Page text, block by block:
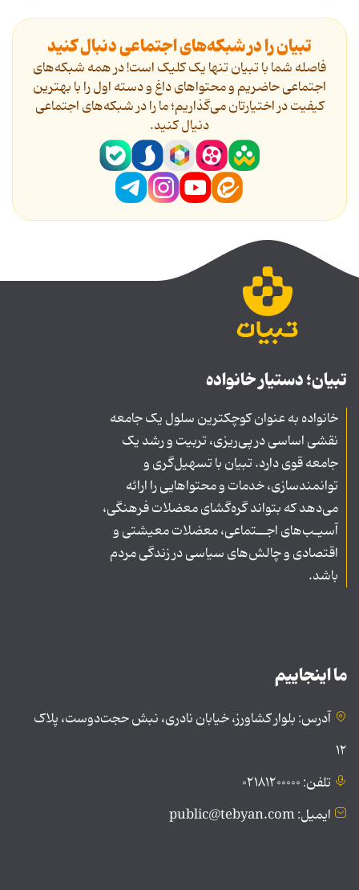
تبیان را در شبکه‌های اجتماعی دنبال کنید
فاصله شما با تبیان تنها یک کلیک است! در همه شبکه‌های
اجتماعی حاضریم و محتواهای داغ و دسته اول را با بهترین
کیفیت در اختیارتان می‌گذاریم؛ ما را در شبکه‌های اجتماعی
دنیال کنید.
تبیان؛ دستیار خانواده
خانواده به عنوان کوچکترین سلول یک جامعه
نقشی اساسی در پی‌ریزی، تربیت و رشد یک
جامعه قوی دارد. تبیان با تسهیل‌گری و
توانمندسازی، خدمات و محتواهایی را ارائه
می‌دهد که بتواند گره‌گشای معضلات فرهنگی،
آسیـب‌های اجــتماعی، معضلات معیشتی و
اقتصادی و چالش‌های سیاسی در زندگی مردم
باشد.
ما اینجاییم
آدرس: بلوار کشاورز، خیابان نادری، نبش حجت‌دوست، پلاک
۱۲
تلفن: ۰۲۱۸۱۲۰۰۰۰۰
ایمیل: public@tebyan.com